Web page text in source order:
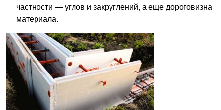
частности — углов и закруглений, а еще дороговизна
материала.